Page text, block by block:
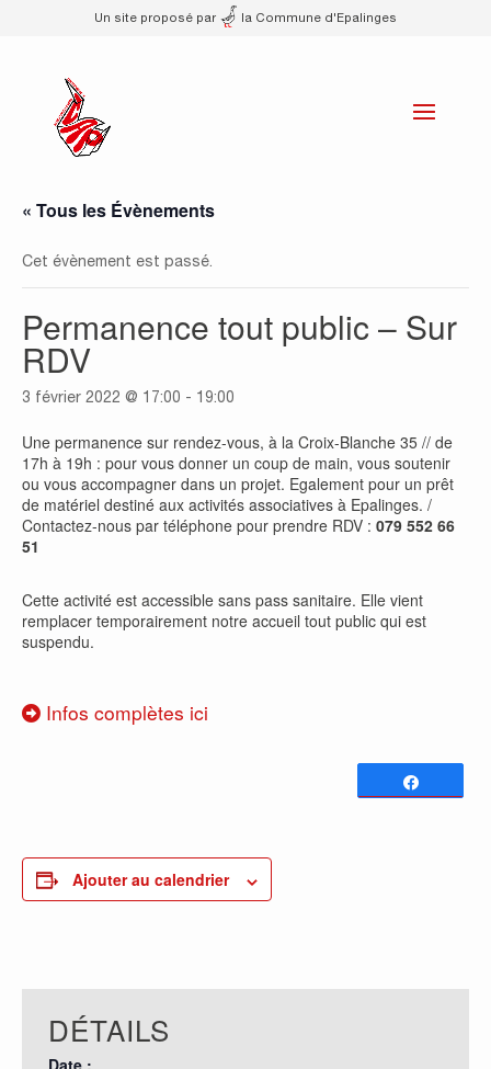
Un site proposé par la Commune d'Epalinges
« Tous les Évènements
Cet évènement est passé.
Permanence tout public – Sur
RDV
3 février 2022 @ 17:00 - 19:00
Une permanence sur rendez-vous, à la Croix-Blanche 35 // de
17h à 19h : pour vous donner un coup de main, vous soutenir
ou vous accompagner dans un projet. Egalement pour un prêt
de matériel destiné aux activités associatives à Epalinges. /
Contactez-nous par téléphone pour prendre RDV : 079 552 66
51
Cette activité est accessible sans pass sanitaire. Elle vient
remplacer temporairement notre accueil tout public qui est
suspendu.
Infos complètes ici
Ajouter au calendrier
DÉTAILS